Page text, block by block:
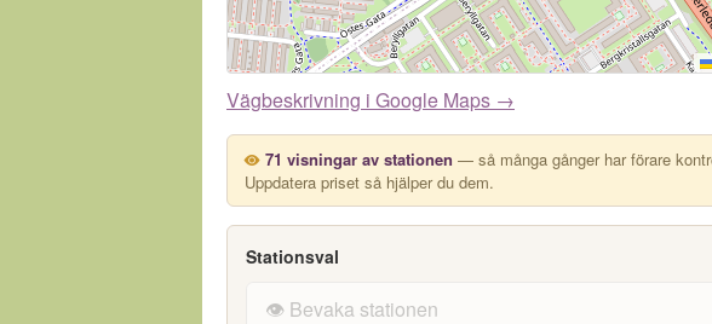
Vägbeskrivning i Google Maps →
71 visningar av stationen — så många gånger har förare
Uppdatera priset så hjälper du dem.
Stationsval
👁️ Bevaka stationen